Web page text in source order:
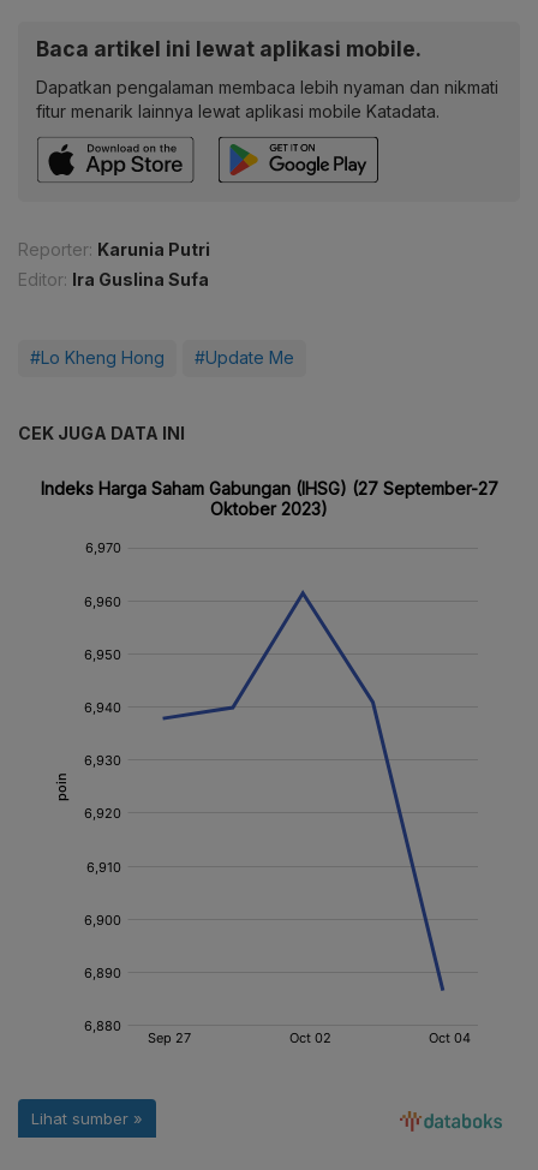
Baca artikel ini lewat aplikasi mobile.
Dapatkan pengalaman membaca lebih nyaman dan nikmati
fitur menarik lainnya lewat aplikasi mobile Katadata.
Reporter: Karunia Putri
Editor: Ira Guslina Sufa
#Lo Kheng Hong #Update Me
CEK JUGA DATA INI